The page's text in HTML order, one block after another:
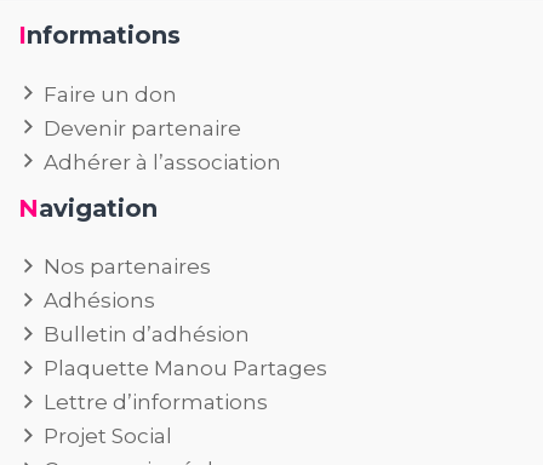
Informations
Faire un don
Devenir partenaire
Adhérer à l’association
Navigation
Nos partenaires
Adhésions
Bulletin d’adhésion
Plaquette Manou Partages
Lettre d’informations
Projet Social